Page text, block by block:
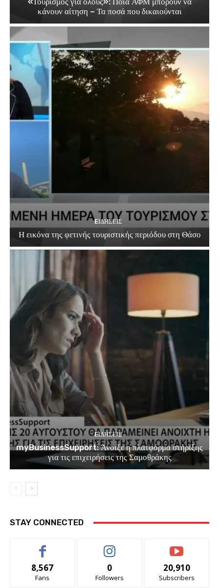
κάνουν αίτηση – Τα ποσά που δικαιούνται
EΙΔΗΣΕΙΣ
Η εικόνα της φετινής τουριστικής περιόδου στη Θάσο
EΙΔΗΣΕΙΣ
myBusinessSupport: Άνοιξε η πλατφόρμα στήριξης
για τις επιχειρήσεις της Σαμοθράκης
STAY CONNECTED
8,567
Fans
0
Followers
20,910
Subscribers